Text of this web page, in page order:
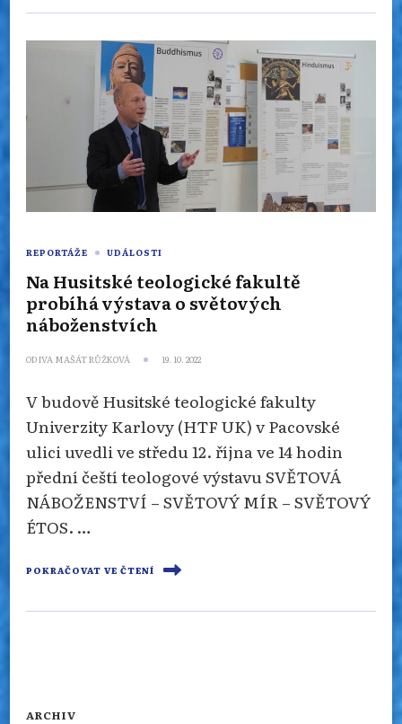
REPORTÁŽE UDÁLOSTI
Na Husitské teologické fakultě
probíhá výstava o světových
náboženstvích
ODIVA MAŠÁT RŮŽKOVÁ 19. 10. 2022
V budově Husitské teologické fakulty
Univerzity Karlovy (HTF UK) v Pacovské
ulici uvedli ve středu 12. října ve 14 hodin
přední čeští teologové výstavu SVĚTOVÁ
NÁBOŽENSTVÍ – SVĚTOVÝ MÍR – SVĚTOVÝ
ÉTOS. …
POKRAČOVAT VE ČTENÍ
ARCHIV